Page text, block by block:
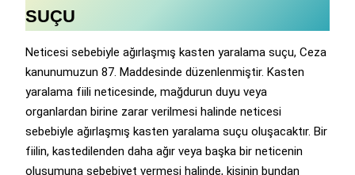
SUÇU
Neticesi sebebiyle ağırlaşmış kasten yaralama suçu, Ceza
kanunumuzun 87. Maddesinde düzenlenmiştir. Kasten
yaralama fiili neticesinde, mağdurun duyu veya
organlardan birine zarar verilmesi halinde neticesi
sebebiyle ağırlaşmış kasten yaralama suçu oluşacaktır. Bir
fiilin, kastedilenden daha ağır veya başka bir neticenin
oluşumuna sebebiyet vermesi halinde, kişinin bundan